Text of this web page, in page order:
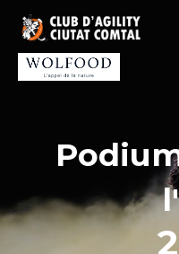
contingut